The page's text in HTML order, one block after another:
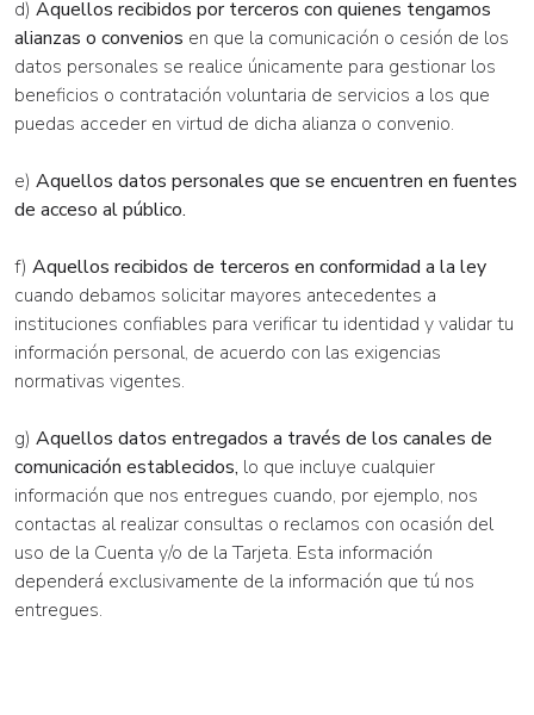
d) Aquellos recibidos por terceros con quienes tengamos
alianzas o convenios en que la comunicación o cesión de los
datos personales se realice únicamente para gestionar los
beneficios o contratación voluntaria de servicios a los que
puedas acceder en virtud de dicha alianza o convenio.
e) Aquellos datos personales que se encuentren en fuentes
de acceso al público.
f) Aquellos recibidos de terceros en conformidad a la ley
cuando debamos solicitar mayores antecedentes a
instituciones confiables para verificar tu identidad y validar tu
información personal, de acuerdo con las exigencias
normativas vigentes.
g) Aquellos datos entregados a través de los canales de
comunicación establecidos, lo que incluye cualquier
información que nos entregues cuando, por ejemplo, nos
contactas al realizar consultas o reclamos con ocasión del
uso de la Cuenta y/o de la Tarjeta. Esta información
dependerá exclusivamente de la información que tú nos
entregues.